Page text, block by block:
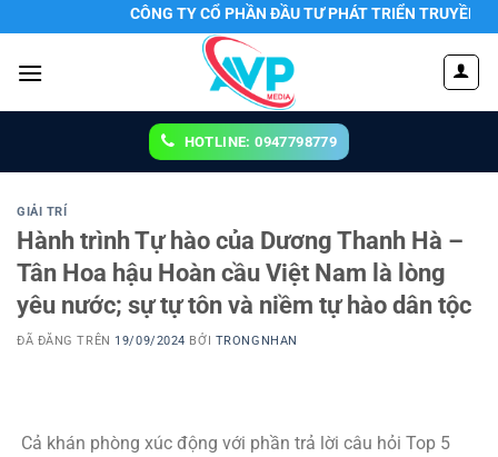
đến
nội
CÔNG TY CỔ PHẦN ĐẦU TƯ PHÁT TRIỂN TRUYỀN
HOTLINE: 0947798779
GIẢI TRÍ
Hành trình Tự hào của Dương Thanh Hà –
Tân Hoa hậu Hoàn cầu Việt Nam là lòng
yêu nước; sự tự tôn và niềm tự hào dân tộc
ĐÃ ĐĂNG TRÊN 19/09/2024 BỞI TRONGNHAN
Cả khán phòng xúc động với phần trả lời câu hỏi Top 5